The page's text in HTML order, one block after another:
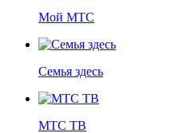
Мой МТС
Семья здесь
МТС ТВ